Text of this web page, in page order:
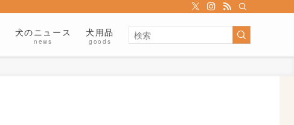
犬のニュース
news
犬用品
goods